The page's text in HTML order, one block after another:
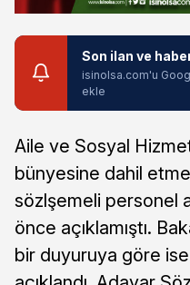
Son ilan ve
isinolsa.com'u
ekle
Aile ve Sosyal
bünyesine dahil
sözlşemeli personel
önce açıklamıştı.
bir duyuruya göre